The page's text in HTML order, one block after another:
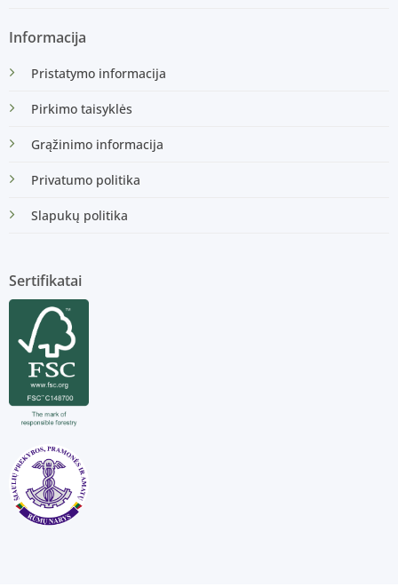
Informacija
Pristatymo informacija
Pirkimo taisyklės
Grąžinimo informacija
Privatumo politika
Slapukų politika
Sertifikatai